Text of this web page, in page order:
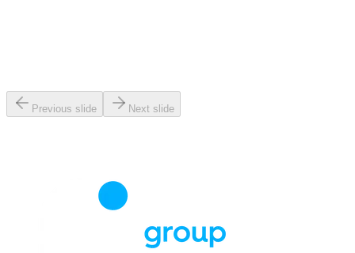
Previous slide Next slide